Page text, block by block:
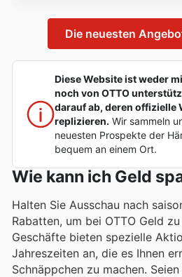
Die neuesten
Diese Website ist weder
noch von OTTO
darauf ab, deren offizielle
replizieren. Wir sammeln
neuesten Prospekte der
bequem an einem Ort.
Wie kann ich Geld
Halten Sie Ausschau nach
Rabatten, um bei OTTO Geld
Geschäfte bieten spezielle
Jahreszeiten an, die es Ihnen
Schnäppchen zu machen.